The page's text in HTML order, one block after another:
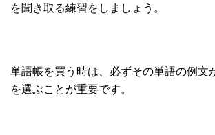
を聞き取る練習をしましょう。
単語帳を買う時は、必ずその単語の例文
を選ぶことが重要です。